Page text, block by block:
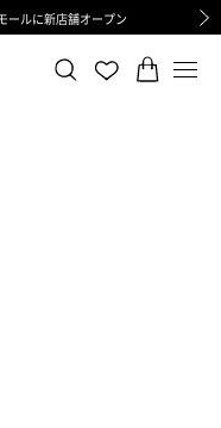
格変更のお知らせ
お届けについて
ールに新店舗オープン
アル店舗オープン
格変更のお知らせ
お届けについて